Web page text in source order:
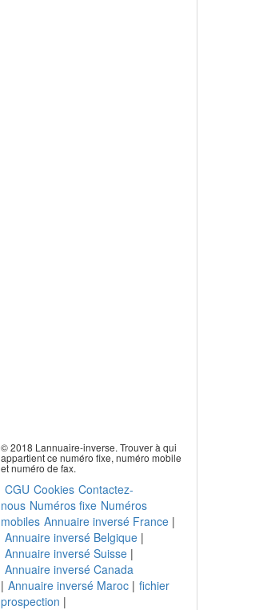
© 2018 Lannuaire-inverse. Trouver à qui
appartient ce numéro fixe, numéro mobile
et numéro de fax.
CGU Cookies Contactez-
nous Numéros fixe Numéros
mobiles Annuaire inversé France|
Annuaire inversé Belgique|
Annuaire inversé Suisse|
Annuaire inversé Canada
| Annuaire inversé Maroc| fichier
prospection |